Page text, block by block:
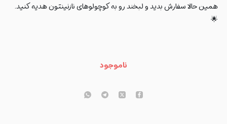
همین حالا سفارش بدید و لبخند رو به کوچولوهای نازنینتون هدیه کنید.
🌟
ناموجود